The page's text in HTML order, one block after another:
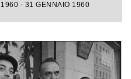
- 31 GENNAIO 1960